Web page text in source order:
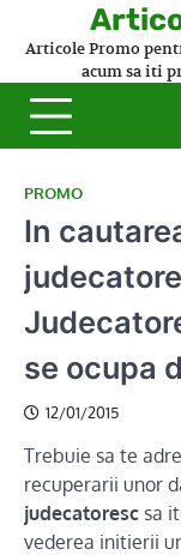
Articole Promo
acum sa iti
PROMO
In
se ocupa
12/01/2015
Trebuie sa te
recuperarii unor
judecatoresc sa
vederea initierii